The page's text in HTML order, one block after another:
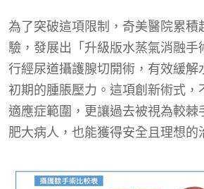
為了突破這項限制，奇美醫院累積
驗，發展出「升級版水蒸氣消融手
行經尿道攝護腺切開術，有效緩解
初期的腫脹壓力。這項創新術式，
適應症範圍，更讓過去被視為較棘
肥大病人，也能獲得安全且理想的